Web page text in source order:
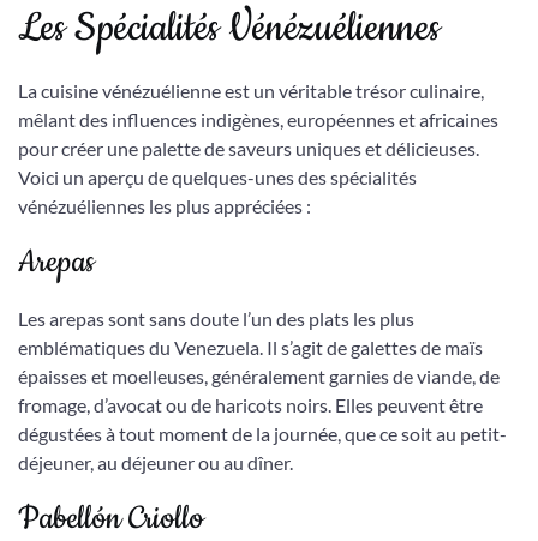
Les Spécialités Vénézuéliennes
La cuisine vénézuélienne est un véritable trésor culinaire,
mêlant des influences indigènes, européennes et africaines
pour créer une palette de saveurs uniques et délicieuses.
Voici un aperçu de quelques-unes des spécialités
vénézuéliennes les plus appréciées :
Arepas
Les arepas sont sans doute l’un des plats les plus
emblématiques du Venezuela. Il s’agit de galettes de maïs
épaisses et moelleuses, généralement garnies de viande, de
fromage, d’avocat ou de haricots noirs. Elles peuvent être
dégustées à tout moment de la journée, que ce soit au petit-
déjeuner, au déjeuner ou au dîner.
Pabellón Criollo